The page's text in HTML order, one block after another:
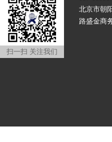
扫一扫 关注我们
北京市朝
路盛金商